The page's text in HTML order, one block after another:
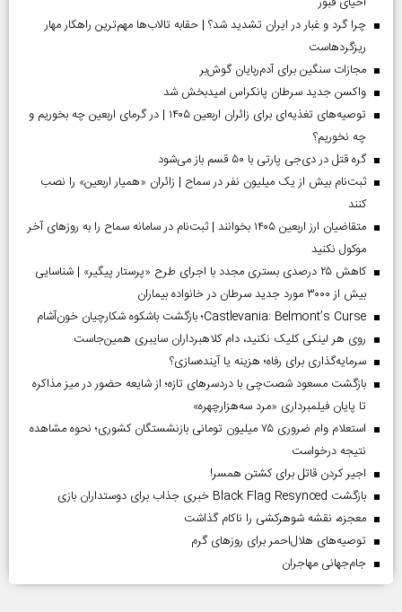
چرا گرد و غبار در ایران تشدید شد؟ | حقابه تالاب‌ها مهم‌ترین راهکار مهار
ریزگردهاست
مجازات سنگین برای آدم‌ربایان گوش‌بر
واکسن جدید سرطان پانکراس امیدبخش شد
توصیه‌های تغذیه‌ای برای زائران اربعین ۱۴۰۵ | در گرمای اربعین چه بخوریم و
چه نخوریم؟
گره قتل در دی‌جی پارتی با ۵۰ قسم باز می‌شود
ثبت‌نام بیش از یک میلیون نفر در سماح | زائران «همیار اربعین» را نصب
کنند
متقاضیان ارز اربعین ۱۴۰۵ بخوانند | ثبت‌نام در سامانه سماح را به روز‌های آخر
موکول نکنید
کاهش ۲۵ درصدی بستری مجدد با اجرای طرح «پرستار پیگیر» | شناسایی
بیش از ۳۰۰۰ مورد جدید سرطان در خانواده بیماران
Castlevania: Belmont’s Curse؛ بازگشت باشکوه شکارچیان خون‌آشام
روی هر لینکی کلیک نکنید، دام کلاهبرداران سایبری همین‌جاست
سرمایه‌گذاری برای رفاه؛ هزینه یا آینده‌سازی؟
بازگشت مسعود شصت‌چی با دردسر‌های تازه؛ از شایعه حضور در میز مذاکره
تا پایان فیلمبرداری «مرد سه‌هزارچهره»
استعلام وام ضروری ۷۵ میلیون تومانی بازنشستگان کشوری؛ نحوه مشاهده
نتیجه درخواست
اجیر کردن قاتل برای کشتن همسر!
بازگشت Black Flag Resynced خبری جذاب برای دوستداران بازی
معجزه، نقشه شوهرکشی را ناکام گذاشت
توصیه‌های هلال‌احمر برای روز‌های گرم
جام‌جهانی مهاجران